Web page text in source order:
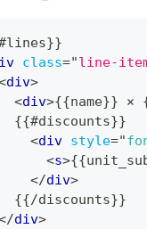
class="line-
div>
<div>{{name}} ×
{{#discounts}}
<div style="
<s>
</div>
{{/discounts}}
div>